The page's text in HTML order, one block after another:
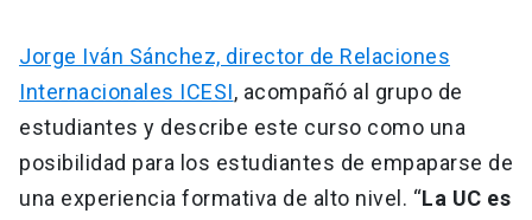
Jorge Iván Sánchez, director de Relaciones
Internacionales ICESI, acompañó al grupo de
estudiantes y describe este curso como una
posibilidad para los estudiantes de empaparse de
una experiencia formativa de alto nivel. “La UC es